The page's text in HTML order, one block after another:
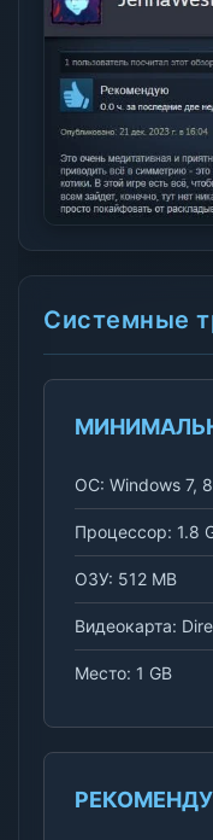
Системные
ОС: Windows 7,
Процессор: 1.8
ОЗУ: 512 MB
Видеокарта:
Место: 1 GB